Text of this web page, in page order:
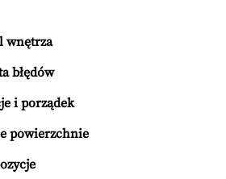
wnętrza
błędów
i porządek
powierzchnie